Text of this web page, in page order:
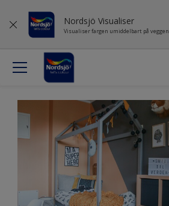
Nordsjö Visualiser
Visualiser fargen umiddelbart på veggen